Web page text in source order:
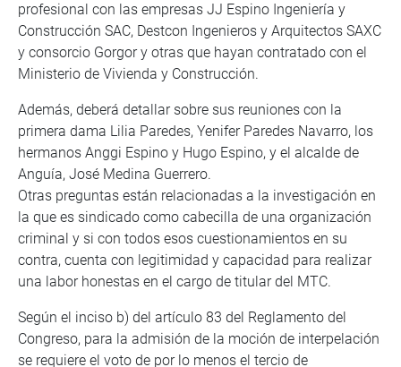
profesional con las empresas JJ Espino Ingeniería y
Construcción SAC, Destcon Ingenieros y Arquitectos SAXC
y consorcio Gorgor y otras que hayan contratado con el
Ministerio de Vivienda y Construcción.
Además, deberá detallar sobre sus reuniones con la
primera dama Lilia Paredes, Yenifer Paredes Navarro, los
hermanos Anggi Espino y Hugo Espino, y el alcalde de
Anguía, José Medina Guerrero.
Otras preguntas están relacionadas a la investigación en
la que es sindicado como cabecilla de una organización
criminal y si con todos esos cuestionamientos en su
contra, cuenta con legitimidad y capacidad para realizar
una labor honestas en el cargo de titular del MTC.
Según el inciso b) del artículo 83 del Reglamento del
Congreso, para la admisión de la moción de interpelación
se requiere el voto de por lo menos el tercio de